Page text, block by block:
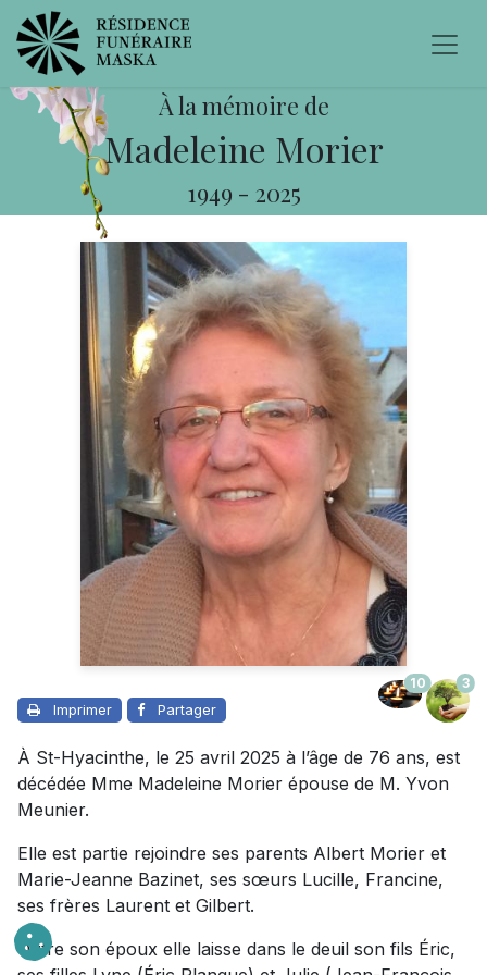
À la mémoire de
Madeleine Morier
1949 - 2025
Imprimer Partager
10 3
À St-Hyacinthe, le 25 avril 2025 à l’âge de 76 ans, est
décédée Mme Madeleine Morier épouse de M. Yvon
Meunier.
Elle est partie rejoindre ses parents Albert Morier et
Marie-Jeanne Bazinet, ses sœurs Lucille, Francine,
ses frères Laurent et Gilbert.
Outre son époux elle laisse dans le deuil son fils Éric,